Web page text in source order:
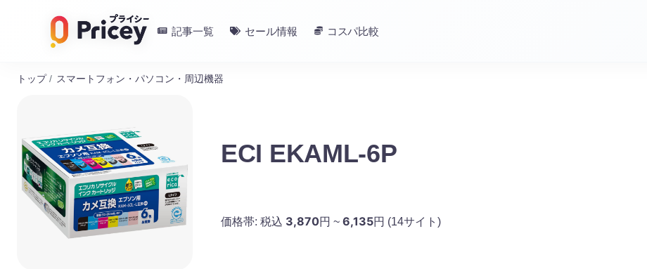
記事一覧 セール情報 コスパ比較
トップ / スマートフォン・パソコン・周辺機器
ECI EKAML-6P
価格帯: 税込 3,870円 ~ 6,135円 (14サイト)